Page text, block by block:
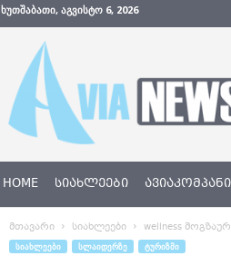
ᲮᲣᲗᲨᲐᲑᲐᲗᲘ, ᲐᲒᲕᲘᲡᲢᲝ 6, 2026
N
w
s
e
HOME ᲡᲘᲐᲮᲚᲔᲔᲑᲘ
მთავარი სიახლეები wellness
ᲡᲘᲐᲮᲚᲔᲔᲑᲘ ᲡᲚᲐᲘᲓᲔᲠᲖᲔ ᲢᲣᲠᲘᲖᲛᲘ